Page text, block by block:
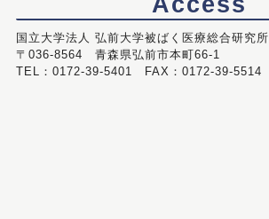
国立大学法人 弘前大学被ばく医療総合研究所
〒036-8564 青森県弘前市本町66-1
TEL：0172-39-5401 FAX：0172-39-5514